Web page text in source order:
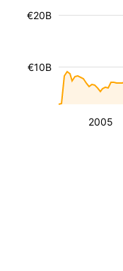
2005
€10B
€20B